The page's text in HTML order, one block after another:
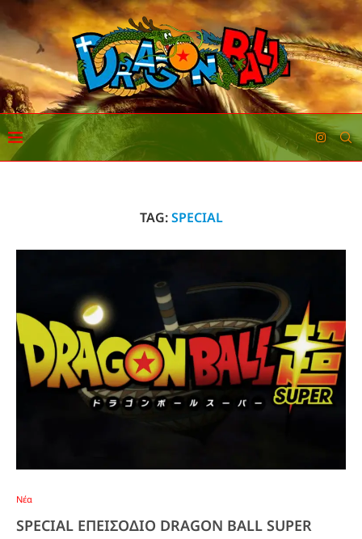
TAG:SPECIAL
Νέα
SPECIAL ΕΠΕΙΣΟΔΙΟ DRAGON BALL SUPER